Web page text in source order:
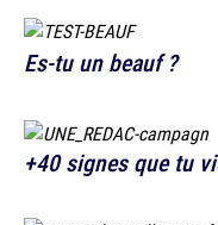
Es-tu un beauf ?
+40 signes que tu